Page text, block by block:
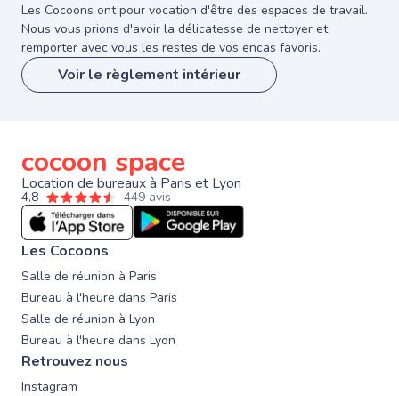
Les Cocoons ont pour vocation d'être des espaces de travail.
Nous vous prions d'avoir la délicatesse de nettoyer et
remporter avec vous les restes de vos encas favoris.
Voir le règlement intérieur
cocoon space
Location de bureaux à Paris et Lyon
4,8 449 avis
Les Cocoons
Salle de réunion à Paris
Bureau à l'heure dans Paris
Salle de réunion à Lyon
Bureau à l'heure dans Lyon
Retrouvez nous
Instagram